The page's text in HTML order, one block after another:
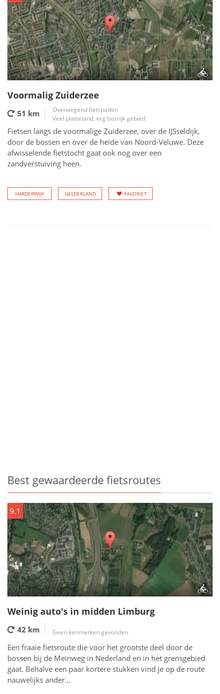
Voormalig Zuiderzee
51 km
Overwegend fietspaden
Veel platteland, erg bosrijk gebied
Fietsen langs de voormalige Zuiderzee, over de IJSseldijk,
door de bossen en over de heide van Noord-Veluwe. Deze
afwisselende fietstocht gaat ook nog over een
zandverstuiving heen.
HARDERWIJK GELDERLAND FAVORIET
Best gewaardeerde fietsroutes
9.1
Weinig auto's in midden Limburg
42 km Geen kenmerken gevonden
Een fraaie fietsroute die voor het grootste deel door de
bossen bij de Meinweg in Nederland en in het grensgebied
gaat. Behalve een paar kortere stukken vind je op de route
nauwelijks ander...